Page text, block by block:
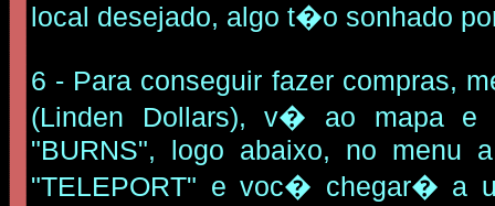
local desejado, algo t�o sonhado
6 - Para conseguir fazer compras,
(Linden Dollars), v� ao mapa
"BURNS", logo abaixo, no menu
"TELEPORT" e voc� chegar� a